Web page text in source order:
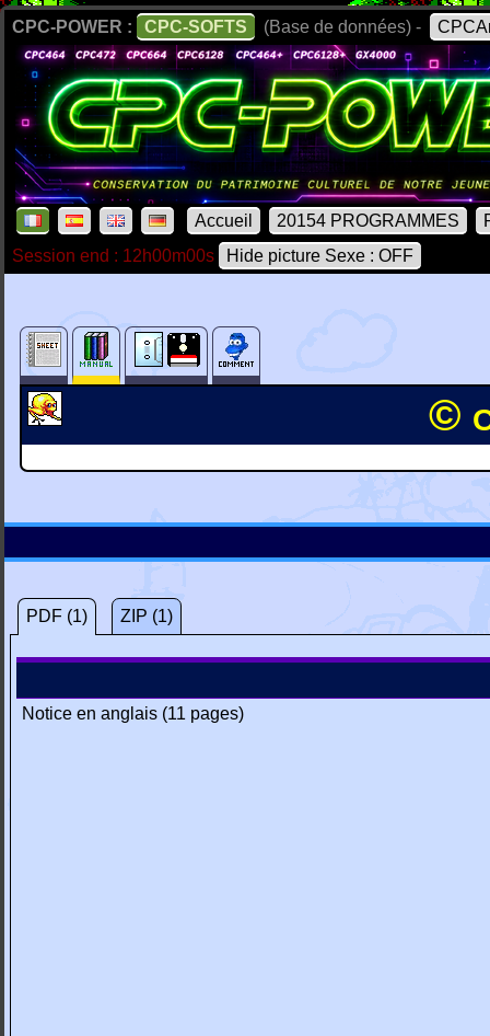
CPC-POWER : CPC-SOFTS (Base de données) -
Accueil 20154 PROGRAMMES
Session end : 12h00m00s
Hide picture Sexe : OFF
©
PDF (1) ZIP (1)
Notice en anglais (11 pages)